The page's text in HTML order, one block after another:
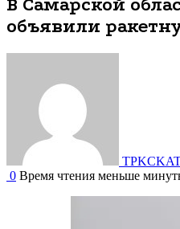
В Самарской
объявили